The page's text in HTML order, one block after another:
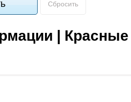
Сбросить
|